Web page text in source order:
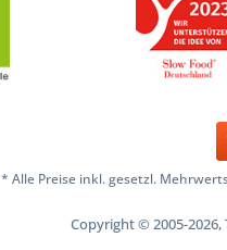
* Alle Preise inkl. gesetzl.
Copyright © 2005-